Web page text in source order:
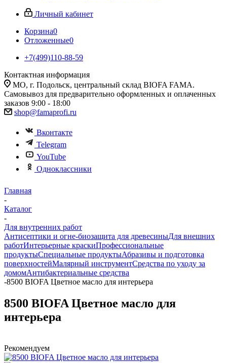
Личный кабинет
Корзина0
Отложенные0
+7(499)110-88-59
Контактная информация
МО, г. Подольск, центральный склад BIOFA FAMA.
Самовывоз для предварительно оформленных и оплаченных
заказов 9:00 - 18:00
shop@famaprofi.ru
Вконтакте
Telegram
YouTube
Одноклассники
Главная
-
Каталог
-
Для внутренних работ
Антисептики и огне-биозащита для древесиныДля внешних
работИнтерьерные краскиПрофессиональные
продуктыСпециальные продуктыАбразивы и подготовка
поверхностейМалярный инструментСредства по уходу за
домомАнтибактериальные средства
-8500 BIOFA Цветное масло для интерьера
8500 BIOFA Цветное масло для
интерьера
Рекомендуем